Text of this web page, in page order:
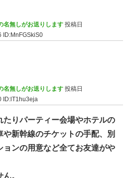
名無しがお送りします 投稿日
ID:MnFGSkiS0
名無しがお送りします 投稿日
ID:lT1hu3eja
たりパーティー会場やホテルの
新幹線のチケットの手配、別
ョンの用意など全てお友達がや
。